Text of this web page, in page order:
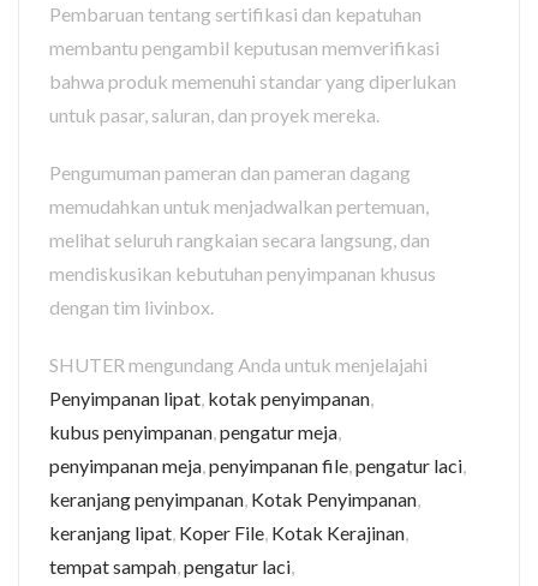
Pembaruan tentang sertifikasi dan kepatuhan
membantu pengambil keputusan memverifikasi
bahwa produk memenuhi standar yang diperlukan
untuk pasar, saluran, dan proyek mereka.
Pengumuman pameran dan pameran dagang
memudahkan untuk menjadwalkan pertemuan,
melihat seluruh rangkaian secara langsung, dan
mendiskusikan kebutuhan penyimpanan khusus
dengan tim livinbox.
SHUTER mengundang Anda untuk menjelajahi
Penyimpanan lipat kotak penyimpanan
kubus penyimpanan pengatur meja
penyimpanan meja penyimpanan file pengatur laci
keranjang penyimpanan Kotak Penyimpanan
keranjang lipat Koper File Kotak Kerajinan
tempat sampah pengatur laci